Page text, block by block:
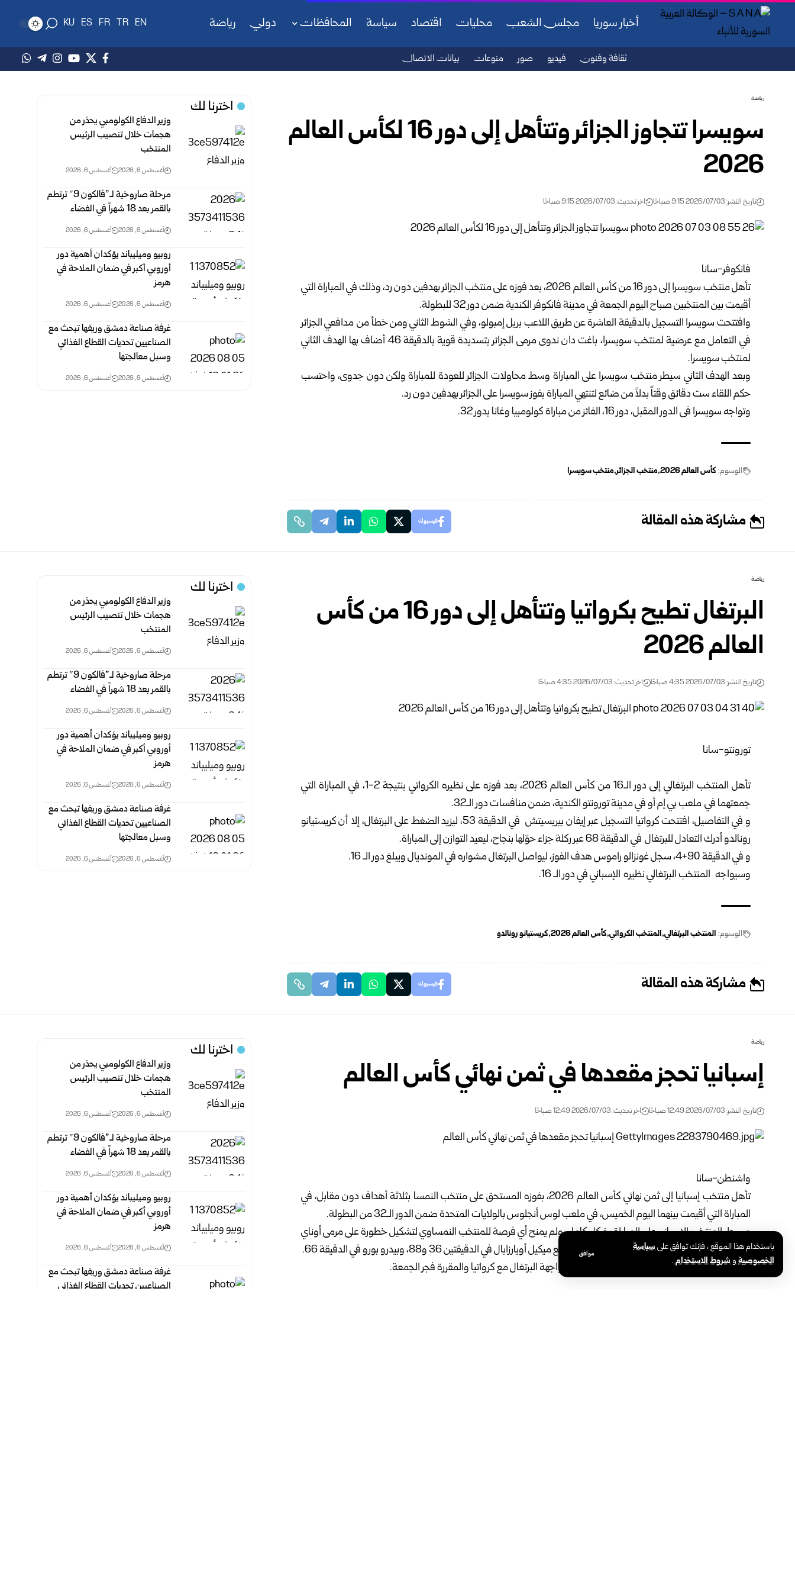
باستخدام هذا الموقع ، فإنك توافق علىسياسة
الخصوصيةوشروط الاستخدام.
موافق
أخبار سوريا مجلس الشعب محليات اقتصاد سياسة المحافظات دولي رياضة EN
TR
FR
ES
KU
ثقافة وفنون فيديو صور منوعات بيانات الاتصال
رياضة
سويسرا تتجاوز الجزائر وتتأهل إلى دور 16 لكأس العالم
2026
تاريخ النشر: 2026/07/03 9:15 صباحًا اخر تحديث: 2026/07/03 9:15 صباحًا
فانكوفر-سانا
تأهل منتخب سويسرا إلى دور 16 من
كأس العالم 2026
، بعد فوزه على منتخب الجزائر بهدفين دون رد، وذلك في المباراة التي
أقيمت بين المنتخبين صباح اليوم الجمعة في مدينة فانكوفر الكندية ضمن دور 32 للبطولة.
وافتتحت سويسرا التسجيل بالدقيقة العاشرة عن طريق اللاعب بريل إمبولو، وفي الشوط الثاني ومن خطأ من مدافعي الجزائر
في التعامل مع عرضية لمنتخب سويسرا، باغت دان ندوى مرمى الجزائر بتسديدة قوية بالدقيقة 46 أضاف بها الهدف الثاني
لمنتخب سويسرا.
وبعد الهدف الثاني سيطر منتخب سويسرا على المباراة وسط محاولات الجزائر للعودة للمباراة ولكن دون جدوى، واحتسب
حكم اللقاء ست دقائق وقتاً بدلاً من ضائع لتنتهي المباراة بفوز سويسرا على الجزائر بهدفين دون رد.
وتواجه سويسرا فى الدور المقبل، دور 16، الفائز من مباراة كولومبيا وغانا بدور 32.
الوسوم: كأس العالم 2026 منتخب الجزائر منتخب سويسرا
مشاركة هذه المقالة فيسبوك
اخترنا لك
وزير الدفاع الكولومبي يحذر من
هجمات خلال تنصيب الرئيس
المنتخب
أغسطس 6, 2026 أغسطس 6, 2026
مرحلة صاروخية لـ”فالكون 9″ ترتطم
بالقمر بعد 18 شهراً في الفضاء
أغسطس 6, 2026 أغسطس 6, 2026
روبيو وميليباند يؤكدان أهمية دور
أوروبي أكبر في ضمان الملاحة في
هرمز
أغسطس 6, 2026 أغسطس 6, 2026
غرفة صناعة دمشق وريفها تبحث مع
الصناعيين تحديات القطاع الغذائي
وسبل معالجتها
أغسطس 6, 2026 أغسطس 6, 2026
رياضة
البرتغال تطيح بكرواتيا وتتأهل إلى دور 16 من كأس
العالم 2026
تاريخ النشر: 2026/07/03 4:35 صباحًا اخر تحديث: 2026/07/03 4:35 صباحًا
تورونتو-سانا
تأهل المنتخب البرتغالي إلى دور الـ16 من كأس العالم 2026، بعد فوزه على نظيره الكرواتي بنتيجة 2-1، في المباراة التي
جمعتهما في ملعب بي إم أو في مدينة تورونتو الكندية، ضمن منافسات دور الـ32.
و في التفاصيل، افتتحت كرواتيا التسجيل عبر إيفان بيريسيتش في الدقيقة 53، ليزيد الضغط على البرتغال، إلا أن كريستيانو
رونالدو أدرك التعادل للبرتغال في الدقيقة 68 عبر ركلة جزاء حوّلها بنجاح، ليعيد التوازن إلى المباراة.
و في الدقيقة 90+4، سجل غونزالو راموس هدف الفوز، ليواصل البرتغال مشواره في المونديال ويبلغ دور الـ 16.
وسيواجه المنتخب البرتغالي نظيره الإسباني في دور الـ 16.
الوسوم: المنتخب البرتغالي المنتخب الكرواتي كأس العالم 2026 كريستيانو رونالدو
مشاركة هذه المقالة فيسبوك
اخترنا لك
وزير الدفاع الكولومبي يحذر من
هجمات خلال تنصيب الرئيس
المنتخب
أغسطس 6, 2026 أغسطس 6, 2026
مرحلة صاروخية لـ”فالكون 9″ ترتطم
بالقمر بعد 18 شهراً في الفضاء
أغسطس 6, 2026 أغسطس 6, 2026
روبيو وميليباند يؤكدان أهمية دور
أوروبي أكبر في ضمان الملاحة في
هرمز
أغسطس 6, 2026 أغسطس 6, 2026
غرفة صناعة دمشق وريفها تبحث مع
الصناعيين تحديات القطاع الغذائي
وسبل معالجتها
أغسطس 6, 2026 أغسطس 6, 2026
رياضة
إسبانيا تحجز مقعدها في ثمن نهائي كأس العالم
تاريخ النشر: 2026/07/03 12:49 صباحًا اخر تحديث: 2026/07/03 12:49 صباحًا
واشنطن-سانا
تأهل منتخب إسبانيا إلى ثمن نهائي كأس العالم 2026 ، بفوزه المستحق على منتخب النمسا بثلاثة أهداف دون مقابل، في
المباراة التي أقيمت بينهما اليوم الخميس، في ملعب لوس أنجلوس بالولايات المتحدة ضمن الدور الـ32 من البطولة.
وسيطر المنتخب الإسباني على المباراة بشكل كامل، ولم يمنح أي فرصة للمنتخب النمساوي لتشكيل خطورة على مرمى أوناي
سيمون، وتمكن من تسجيل ثلاثة أهداف حملت توقيع ميكيل أويارزابال في الدقيقتين 36 و88، وبيدرو بورو في الدقيقة 66.
وسيلاقي المنتخب الإسباني في دور الـ16 الفائز من مواجهة البرتغال مع كرواتيا والمقررة فجر الجمعة.
اخترنا لك
وزير الدفاع الكولومبي يحذر من
هجمات خلال تنصيب الرئيس
المنتخب
أغسطس 6, 2026 أغسطس 6, 2026
مرحلة صاروخية لـ”فالكون 9″ ترتطم
بالقمر بعد 18 شهراً في الفضاء
أغسطس 6, 2026 أغسطس 6, 2026
روبيو وميليباند يؤكدان أهمية دور
أوروبي أكبر في ضمان الملاحة في
هرمز
أغسطس 6, 2026 أغسطس 6, 2026
غرفة صناعة دمشق وريفها تبحث مع
الصناعيين تحديات القطاع الغذائي